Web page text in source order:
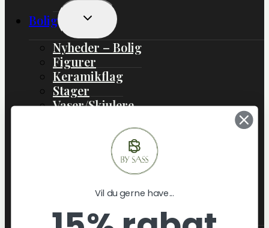
Bolig
Skift
Undermenu
Nyheder – Bolig
Figurer
Keramikflag
Stager
Vaser/Skjulere
Boligtekstil
Undermenu
Vil du gerne have...